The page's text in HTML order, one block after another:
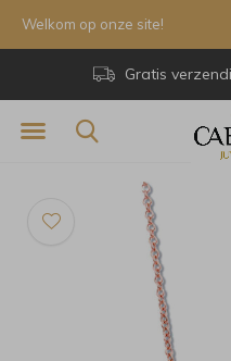
Gratis
Welkom op onze site!